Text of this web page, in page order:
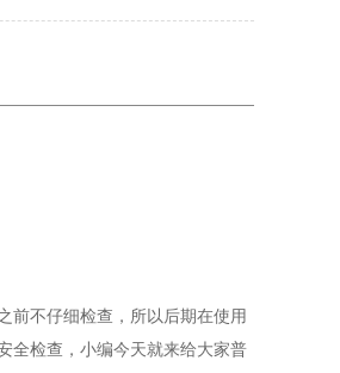
前不仔细检查，所以后期在使用
全检查，小编今天就来给大家普